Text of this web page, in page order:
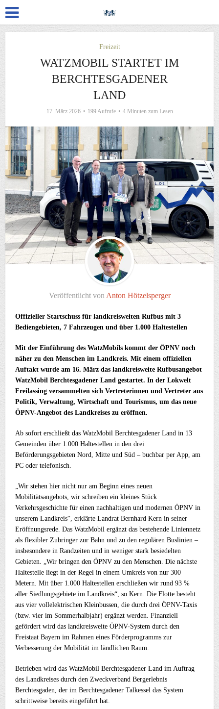
Freizeit
WATZMOBIL STARTET IM
BERCHTESGADENER
LAND
17. März 2026 199 Aufrufe 4 Minuten zum Lesen
Veröffentlicht von Anton Hötzelsperger
Offizieller Startschuss für landkreisweiten Rufbus mit 3
Bediengebieten, 7 Fahrzeugen und über 1.000 Haltestellen
Mit der Einführung des WatzMobils kommt der ÖPNV noch
näher zu den Menschen im Landkreis. Mit einem offiziellen
Auftakt wurde am 16. März das landkreisweite Rufbusangebot
WatzMobil Berchtesgadener Land gestartet. In der Lokwelt
Freilassing versammelten sich Vertreterinnen und Vertreter aus
Politik, Verwaltung, Wirtschaft und Tourismus, um das neue
ÖPNV-Angebot des Landkreises zu eröffnen.
Ab sofort erschließt das WatzMobil Berchtesgadener Land in 13
Gemeinden über 1.000 Haltestellen in den drei
Beförderungsgebieten Nord, Mitte und Süd – buchbar per App, am
PC oder telefonisch.
„Wir stehen hier nicht nur am Beginn eines neuen
Mobilitätsangebots, wir schreiben ein kleines Stück
Verkehrsgeschichte für einen nachhaltigen und modernen ÖPNV in
unserem Landkreis“, erklärte Landrat Bernhard Kern in seiner
Eröffnungsrede. Das WatzMobil ergänzt das bestehende Liniennetz
als flexibler Zubringer zur Bahn und zu den regulären Buslinien –
insbesondere in Randzeiten und in weniger stark besiedelten
Gebieten. „Wir bringen den ÖPNV zu den Menschen. Die nächste
Haltestelle liegt in der Regel in einem Umkreis von nur 300
Metern. Mit über 1.000 Haltestellen erschließen wir rund 93 %
aller Siedlungsgebiete im Landkreis“, so Kern. Die Flotte besteht
aus vier vollelektrischen Kleinbussen, die durch drei ÖPNV-Taxis
(bzw. vier im Sommerhalbjahr) ergänzt werden. Finanziell
gefördert wird das landkreisweite ÖPNV-System durch den
Freistaat Bayern im Rahmen eines Förderprogramms zur
Verbesserung der Mobilität im ländlichen Raum.
Betrieben wird das WatzMobil Berchtesgadener Land im Auftrag
des Landkreises durch den Zweckverband Bergerlebnis
Berchtesgaden, der im Berchtesgadener Talkessel das System
schrittweise bereits eingeführt hat.